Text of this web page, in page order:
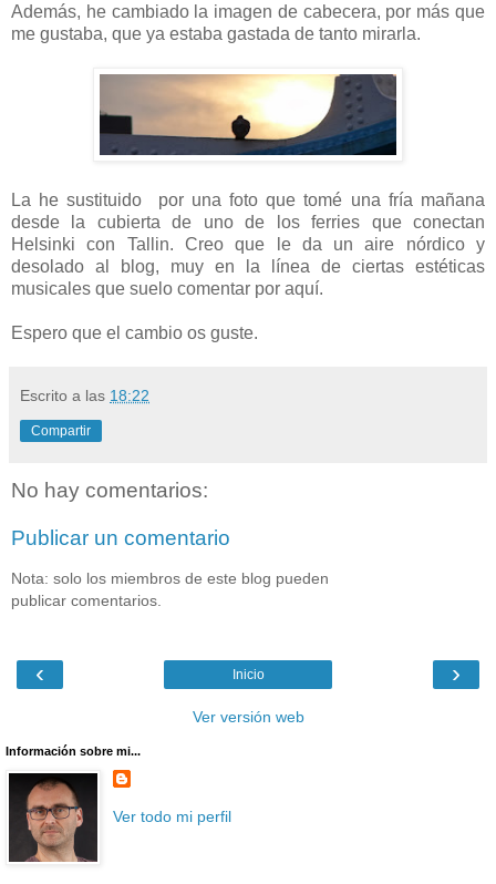
Además, he cambiado la imagen de cabecera, por más que
me gustaba, que ya estaba gastada de tanto mirarla.
La he sustituido por una foto que tomé una fría mañana
desde la cubierta de uno de los ferries que conectan
Helsinki con Tallin. Creo que le da un aire nórdico y
desolado al blog, muy en la línea de ciertas estéticas
musicales que suelo comentar por aquí.
Espero que el cambio os guste.
Escrito a las 18:22
Compartir
No hay comentarios:
Publicar un comentario
Nota: solo los miembros de este blog pueden
publicar comentarios.
‹ ›
Inicio
Ver versión web
Información sobre mi...
Ver todo mi perfil